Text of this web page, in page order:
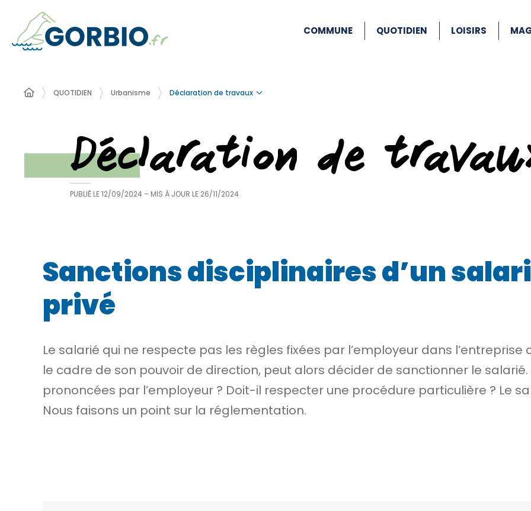
COMMUNE QUOTIDIEN LOISIRS
QUOTIDIEN Urbanisme Déclaration de travaux
Déclaration de
PUBLIÉ LE12/09/2024 – MIS À JOUR LE 26/11/2024
Sanctions disciplinaires d’un
privé
Le salarié qui ne respecte pas les règles fixées par l’employeur dans
le cadre de son pouvoir de direction, peut alors décider de sanctionner le
prononcées par l’employeur ? Doit-il respecter une procédure particulière ? Le
Nous faisons un point sur la réglementation.